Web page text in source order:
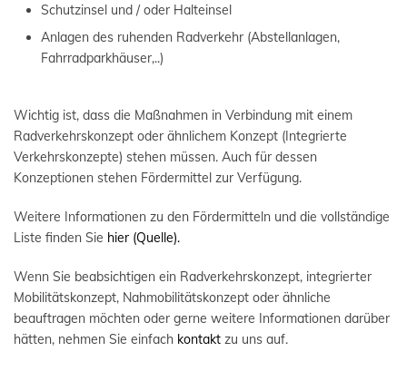
Schutzinsel und / oder Halteinsel
Anlagen des ruhenden Radverkehr (Abstellanlagen,
Fahrradparkhäuser,..)
Wichtig ist, dass die Maßnahmen in Verbindung mit einem
Radverkehrskonzept oder ähnlichem Konzept (Integrierte
Verkehrskonzepte) stehen müssen. Auch für dessen
Konzeptionen stehen Fördermittel zur Verfügung.
Weitere Informationen zu den Fördermitteln und die vollständige
Liste finden Sie hier (Quelle).
Wenn Sie beabsichtigen ein Radverkehrskonzept, integrierter
Mobilitätskonzept, Nahmobilitätskonzept oder ähnliche
beauftragen möchten oder gerne weitere Informationen darüber
hätten, nehmen Sie einfach kontakt zu uns auf.